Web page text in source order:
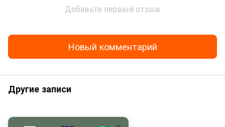
Добавьте первый отзыв
Новый комментарий
Другие записи